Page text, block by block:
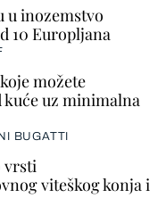
u inozemstvo
10 Europljana
možete
uz minimalna
BUGATTI
vrsti
viteškog konja i